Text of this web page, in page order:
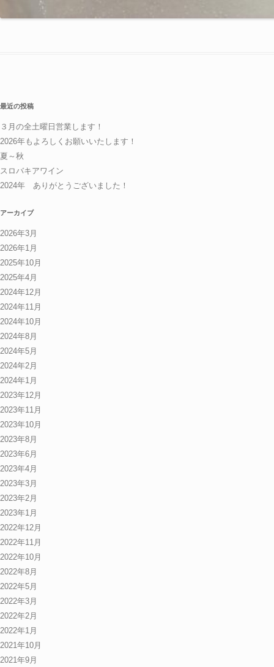
最近の投稿
３月の全土曜日営業します！
2026年もよろしくお願いいたします！
夏～秋
スロバキアワイン
2024年 ありがとうございました！
アーカイブ
2026年3月
2026年1月
2025年10月
2025年4月
2024年12月
2024年11月
2024年10月
2024年8月
2024年5月
2024年2月
2024年1月
2023年12月
2023年11月
2023年10月
2023年8月
2023年6月
2023年4月
2023年3月
2023年2月
2023年1月
2022年12月
2022年11月
2022年10月
2022年8月
2022年5月
2022年3月
2022年2月
2022年1月
2021年10月
2021年9月